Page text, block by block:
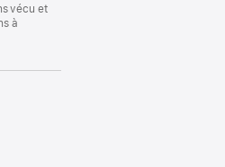
vécu et
à